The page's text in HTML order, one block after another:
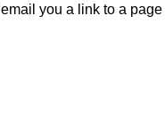
you a link to a